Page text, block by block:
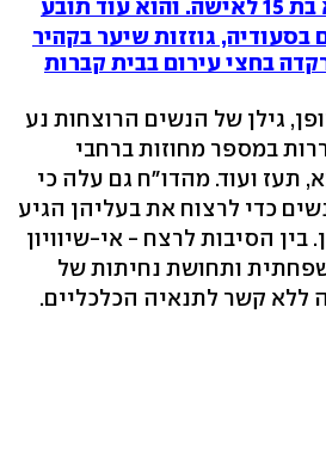
בסעודיה, גוזזות שיער בקהיר
בחצי עירום בבית קברות
גילן של הנשים הרוצחות נע
מתגוררות במספר מחוזות ברחבי
תעז ועוד. מהדו"ח גם עלה כי
כדי לרצוח את בעליהן הגיע
הסיבות לרצח - אי-שיוויון
ותחושת נחיתות של
קשר לתנאיה הכלכליים.